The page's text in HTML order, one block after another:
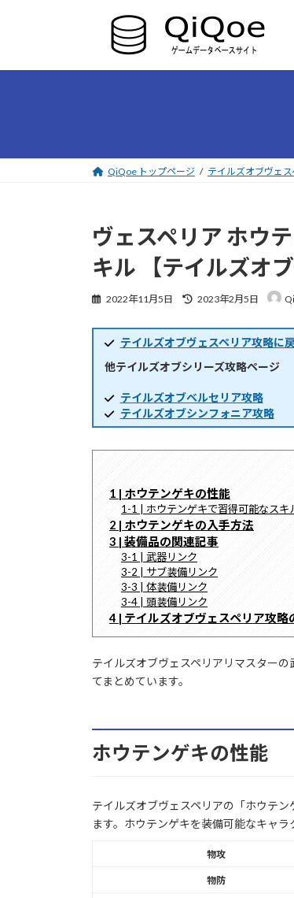
ツ
シ
QiQoe トップページ テイルズオブヴェ
ヴェスペリア ホウ
キル 【テイルズオ
2022年11月5日
最
新
日
時
2023年2月5日
テイルズオブヴェスペリア攻略に
他テイルズオブシリーズ攻略ページ
テイルズオブベルセリア攻略
テイルズオブシンフォニア攻略
1 | ホウテンゲキの性能
1-1 | ホウテンゲキで習得可能なスキ
2 | ホウテンゲキの入手方法
3 | 装備品の関連記事
3-1 | 武器リンク
3-2 | サブ装備リンク
3-3 | 体装備リンク
3-4 | 頭装備リンク
4 | テイルズオブヴェスペリア攻略
テイルズオブヴェスペリアリマスター
てまとめています。
ホウテンゲキの性能
テイルズオブヴェスペリアの「ホウテ
ます。ホウテンゲキを装備可能なキャラ
物攻
物防